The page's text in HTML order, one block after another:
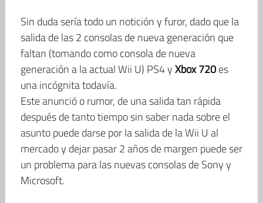
Sin duda sería todo un notición y furor, dado que la
salida de las 2 consolas de nueva generación que
faltan (tomando como consola de nueva
generación a la actual Wii U) PS4 yXbox 720es
una incógnita todavía.
Este anunció o rumor, de una salida tan rápida
después de tanto tiempo sin saber nada sobre el
asunto puede darse por la salida de la Wii U al
mercado y dejar pasar 2 años de margen puede ser
un problema para las nuevas consolas de Sony y
Microsoft.